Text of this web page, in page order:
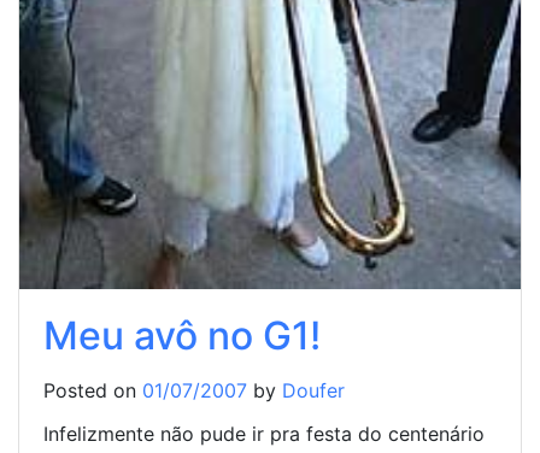
Meu avô no G1!
Posted on 01/07/2007 by Doufer
Infelizmente não pude ir pra festa do centenário